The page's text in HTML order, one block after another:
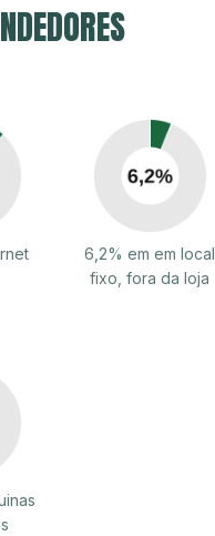
6,2% em em local
fixo, fora da loja